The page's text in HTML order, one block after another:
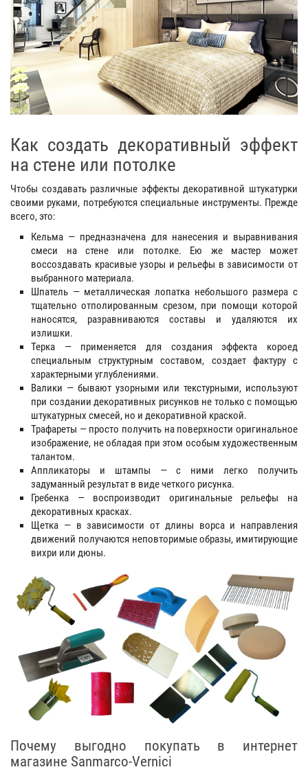
Как создать декоративный эффект
на стене или потолке
Чтобы создавать различные эффекты декоративной штукатурки
своими руками, потребуются специальные инструменты. Прежде
всего, это:
Кельма — предназначена для нанесения и выравнивания
смеси на стене или потолке. Ею же мастер может
воссоздавать красивые узоры и рельефы в зависимости от
выбранного материала.
Шпатель — металлическая лопатка небольшого размера с
тщательно отполированным срезом, при помощи которой
наносятся, разравниваются составы и удаляются их
излишки.
Терка — применяется для создания эффекта короед
специальным структурным составом, создает фактуру с
характерными углублениями.
Валики — бывают узорными или текстурными, используют
при создании декоративных рисунков не только с помощью
штукатурных смесей, но и декоративной краской.
Трафареты — просто получить на поверхности оригинальное
изображение, не обладая при этом особым художественным
талантом.
Аппликаторы и штампы — с ними легко получить
задуманный результат в виде четкого рисунка.
Гребенка — воспроизводит оригинальные рельефы на
декоративных красках.
Щетка — в зависимости от длины ворса и направления
движений получаются неповторимые образы, имитирующие
вихри или дюны.
Почему выгодно покупать в интернет
магазине Sanmarco-Vernici